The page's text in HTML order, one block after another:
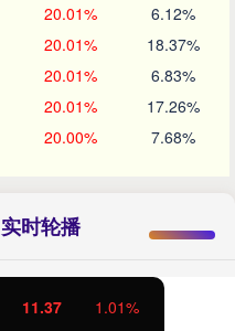
20.01% 6.12%
20.01% 18.37%
20.01% 6.83%
20.01% 17.26%
20.00% 7.68%
时轮播
11.37 1.01%